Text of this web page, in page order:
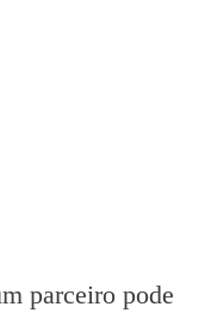
parceiro pode